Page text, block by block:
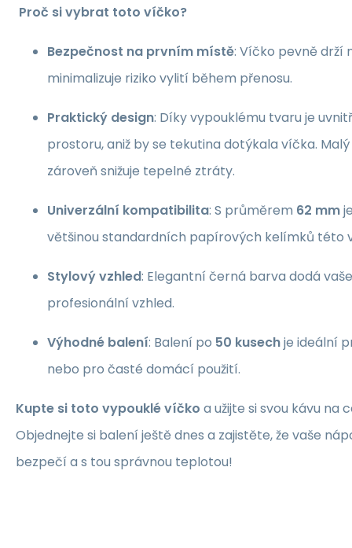
Proč si vybrat toto víčko?
Bezpečnost na prvním místě: Víčko pevně drží
minimalizuje riziko vylití během přenosu.
Praktický design: Díky vypouklému tvaru je
prostoru, aniž by se tekutina dotýkala víčka.
zároveň snižuje tepelné ztráty.
Univerzální kompatibilita: S průměrem 62 mm
většinou standardních papírových kelímků této
Stylový vzhled: Elegantní černá barva dodá
profesionální vzhled.
Výhodné balení: Balení po 50 kusechje ideální
nebo pro časté domácí použití.
Kupte si toto vypouklé víčko a užijte si svou kávu na
Objednejte si balení ještě dnes a zajistěte, že vaše
bezpečí a s tou správnou teplotou!